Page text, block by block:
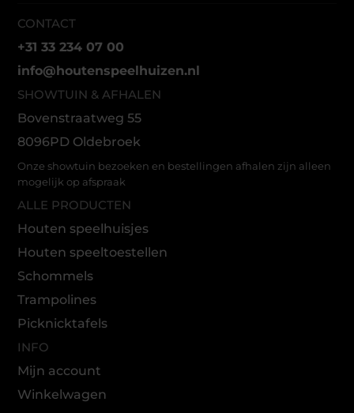
CONTACT
+31 33 234 07 00
info@houtenspeelhuizen.nl
SHOWTUIN & AFHALEN
Bovenstraatweg 55
8096PD Oldebroek
Onze showtuin bezoeken en bestellingen afhalen zijn alleen
mogelijk op afspraak
ALLE PRODUCTEN
Houten speelhuisjes
Houten speeltoestellen
Schommels
Trampolines
Picknicktafels
INFO
Mijn account
Winkelwagen